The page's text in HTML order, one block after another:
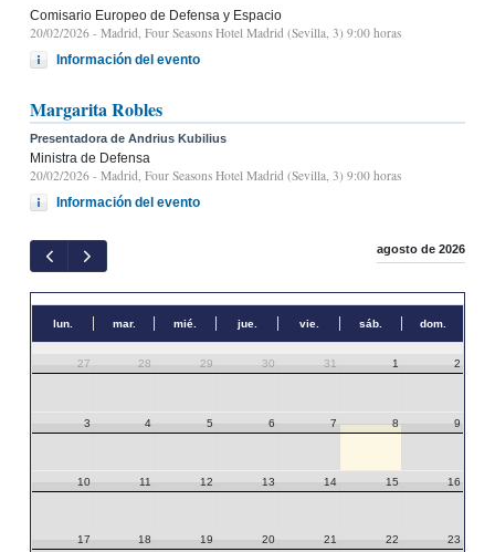
Comisario Europeo de Defensa y Espacio
20/02/2026 - Madrid, Four Seasons Hotel Madrid (Sevilla, 3) 9:00 horas
Información del evento
Margarita Robles
Presentadora de Andrius Kubilius
Ministra de Defensa
20/02/2026 - Madrid, Four Seasons Hotel Madrid (Sevilla, 3) 9:00 horas
Información del evento
agosto de 2026
lun. mar. mié. jue. vie. sáb. dom.
27 28 29 30 31 1 2
3 4 5 6 7 8 9
10 11 12 13 14 15 16
17 18 19 20 21 22 23